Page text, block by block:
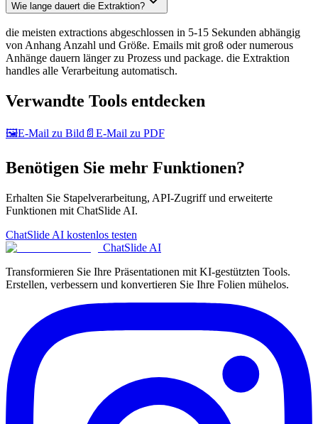
Wie lange dauert die Extraktion?
die meisten extractions abgeschlossen in 5-15 Sekunden abhängig
von Anhang Anzahl und Größe. Emails mit groß oder numerous
Anhänge dauern länger zu Prozess und package. die Extraktion
handles alle Verarbeitung automatisch.
Verwandte Tools entdecken
🖼️E-Mail zu Bild 📄 E-Mail zu PDF
Benötigen Sie mehr Funktionen?
Erhalten Sie Stapelverarbeitung, API-Zugriff und erweiterte
Funktionen mit ChatSlide AI.
ChatSlide AI kostenlos testen
ChatSlide AI
Transformieren Sie Ihre Präsentationen mit KI-gestützten Tools.
Erstellen, verbessern und konvertieren Sie Ihre Folien mühelos.